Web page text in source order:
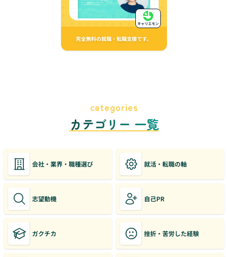
完全無料の就職・転職支援です。
キャリエモン
categories
カテゴリー 一覧
会社・業界・職種選び 就活・転職の軸
志望動機 自己PR
ガクチカ 挫折・苦労した経験